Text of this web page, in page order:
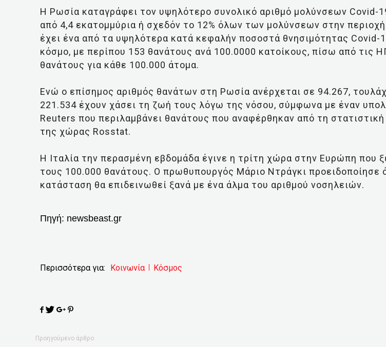
Η Ρωσία καταγράφει τον υψηλότερο συνολικό αριθμό μολύνσεων Covid-
από 4,4 εκατομμύρια ή σχεδόν το 12% όλων των μολύνσεων στην
έχει ένα από τα υψηλότερα κατά κεφαλήν ποσοστά θνησιμότητας Covid-
κόσμο, με περίπου 153 θανάτους ανά 100.0000 κατοίκους, πίσω από τις
θανάτους για κάθε 100.000 άτομα.
Ενώ ο επίσημος αριθμός θανάτων στη Ρωσία ανέρχεται σε 94.267,
221.534 έχουν χάσει τη ζωή τους λόγω της νόσου, σύμφωνα με έναν
Reuters που περιλαμβάνει θανάτους που αναφέρθηκαν από τη
της χώρας Rosstat.
Η Ιταλία την περασμένη εβδομάδα έγινε η τρίτη χώρα στην Ευρώπη που
τους 100.000 θανάτους. Ο πρωθυπουργός Μάριο Ντράγκι προειδοποίησε
κατάσταση θα επιδεινωθεί ξανά με ένα άλμα του αριθμού νοσηλειών.
Πηγή: newsbeast.gr
Περισσότερα για: Κοινωνία Κόσμος
Προηγούμενο άρθρο